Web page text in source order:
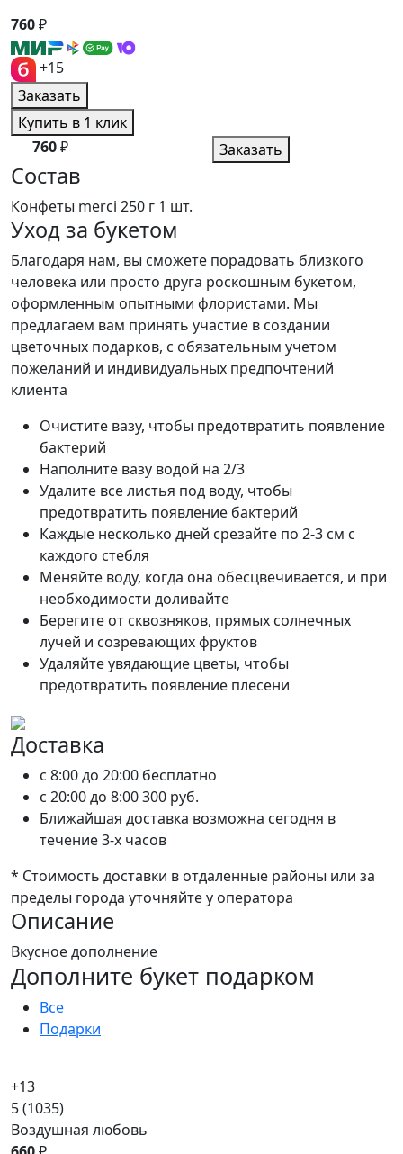
760₽
+15
Заказать
Купить в 1 клик
760₽ Заказать
Состав
Конфеты merci 250 г 1 шт.
Уход за букетом
Благодаря нам, вы сможете порадовать близкого
человека или просто друга роскошным букетом,
оформленным опытными флористами. Мы
предлагаем вам принять участие в создании
цветочных подарков, с обязательным учетом
пожеланий и индивидуальных предпочтений
клиента
Очистите вазу, чтобы предотвратить появление
бактерий
Наполните вазу водой на 2/3
Удалите все листья под воду, чтобы
предотвратить появление бактерий
Каждые несколько дней срезайте по 2-3 см с
каждого стебля
Меняйте воду, когда она обесцвечивается, и при
необходимости доливайте
Берегите от сквозняков, прямых солнечных
лучей и созревающих фруктов
Удаляйте увядающие цветы, чтобы
предотвратить появление плесени
Доставка
c 8:00 до 20:00 бесплатно
c 20:00 до 8:00300 руб.
Ближайшая доставка возможна сегодня в
течение 3-х часов
* Стоимость доставки в отдаленные районы или за
пределы города уточняйте у оператора
Описание
Вкусное дополнение
Дополните букет подарком
Все
Подарки
+13
5(1035)
Воздушная любовь